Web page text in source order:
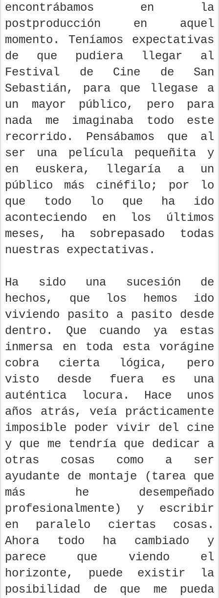
encontrábamos en la
postproducción en aquel
momento. Teníamos expectativas
de que pudiera llegar al
Festival de Cine de San
Sebastián, para que llegase a
un mayor público, pero para
nada me imaginaba todo este
recorrido. Pensábamos que al
ser una película pequeñita y
en euskera, llegaría a un
público más cinéfilo; por lo
que todo lo que ha ido
aconteciendo en los últimos
meses, ha sobrepasado todas
nuestras expectativas.
Ha sido una sucesión de
hechos, que los hemos ido
viviendo pasito a pasito desde
dentro. Que cuando ya estas
inmersa en toda esta vorágine
cobra cierta lógica, pero
visto desde fuera es una
auténtica locura. Hace unos
años atrás, veía prácticamente
imposible poder vivir del cine
y que me tendría que dedicar a
otras cosas como a ser
ayudante de montaje (tarea que
más he desempeñado
profesionalmente) y escribir
en paralelo ciertas cosas.
Ahora todo ha cambiado y
parece que viendo el
horizonte, puede existir la
posibilidad de que me pueda